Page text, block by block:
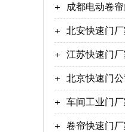
尘等级【广
成都电动卷
北安快速门
州奇翔
江苏快速门
北京快速门
率！-广州奇
车间工业门
卷帘快速门